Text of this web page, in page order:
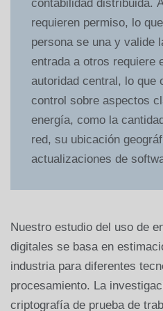
contabilidad distribuida.
requieren permiso, lo
persona se una y valide
entrada a otros requiere
autoridad central, lo que
control sobre aspectos
energía, como la
red, su ubicación
actualizaciones de
Nuestro estudio del uso de
digitales se basa en
industria para diferentes
procesamiento. La
criptografía de prueba de